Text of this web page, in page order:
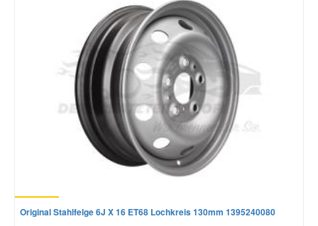
Original Stahlfelge 6J X 16 ET68 Lochkreis 130mm 1395240080